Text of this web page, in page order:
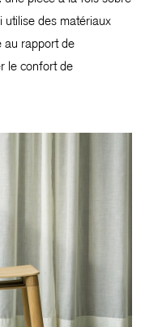
utilise des matériaux
au rapport de
le confort de